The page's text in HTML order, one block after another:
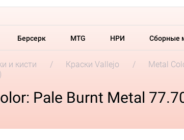
Берсерк MTG НРИ Сборные
и кисти Краски Vallejo
Metal
Pale Burnt Metal